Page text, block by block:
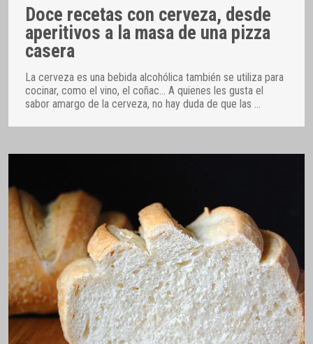
Doce recetas con cerveza, desde
aperitivos a la masa de una pizza
casera
La cerveza es una bebida alcohólica también se utiliza para
cocinar, como el vino, el coñac… A quienes les gusta el
sabor amargo de la cerveza, no hay duda de que las